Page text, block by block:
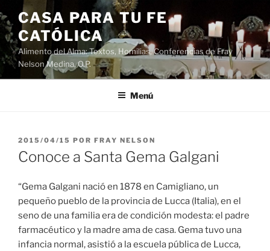
Saltar
al
contenido
CASA PARA TU FE
CATÓLICA
Alimento del Alma: Textos, Homilias, Conferencias de Fray
Nelson Medina, O.P.
Menú
PUBLICADO
EL
2015/04/15 POR FRAY NELSON
Conoce a Santa Gema Galgani
“Gema Galgani nació en 1878 en Camigliano, un
pequeño pueblo de la provincia de Lucca (Italia), en el
seno de una familia era de condición modesta: el padre
farmacéutico y la madre ama de casa. Gema tuvo una
infancia normal, asistió a la escuela pública de Lucca,